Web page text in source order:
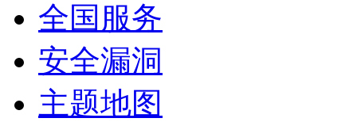
全国服务
安全漏洞
主题地图